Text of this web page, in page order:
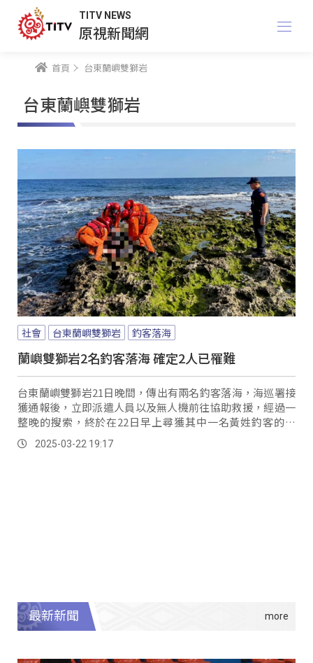
TITV NEWS
原視新聞網
首頁 台東蘭嶼雙獅岩
台東蘭嶼雙獅岩
社會 台東蘭嶼雙獅岩 釣客落海
蘭嶼雙獅岩2名釣客落海 確定2人已罹難
台東蘭嶼雙獅岩21日晚間，傳出有兩名釣客落海，海巡署接
獲通報後，立即派遣人員以及無人機前往協助救援，經過一
整晚的搜索，終於在22日早上尋獲其中一名黃姓釣客的遺
體。2025-03-22 19:17
最新新聞